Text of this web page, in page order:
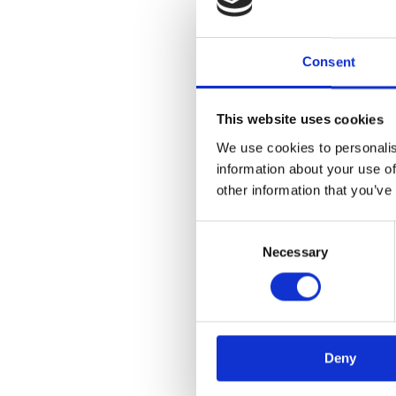
Consent
This website uses cookies
We use cookies to
information about your use
other information that
Necessary
Deny